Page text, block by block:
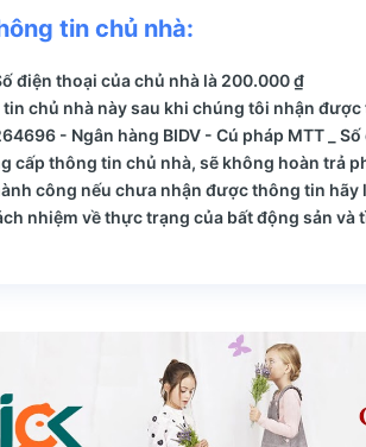
tin chủ nhà:
điện thoại của chủ nhà là 200.000 ₫
chủ nhà này sau khi chúng tôi nhận được
- Ngân hàng BIDV - Cú pháp MTT _
cấp thông tin chủ nhà, sẽ không hoàn trả
công nếu chưa nhận được thông tin hãy
nhiệm về thực trạng của bất động sản và